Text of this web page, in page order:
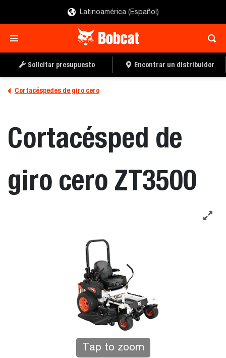
Latinoamérica (Español)
Solicitar presupuesto Encontrar un distribuidor
Cortacéspedes de giro cero
Cortacésped de
giro cero ZT3500
Tap to zoom
LOCALIZAR UN